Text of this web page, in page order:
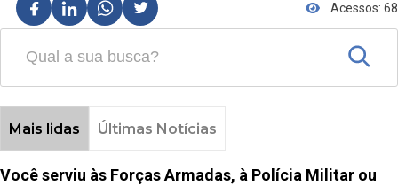
Acessos: 68
Mais lidas Últimas Notícias
Você serviu às Forças Armadas, à Polícia Militar ou